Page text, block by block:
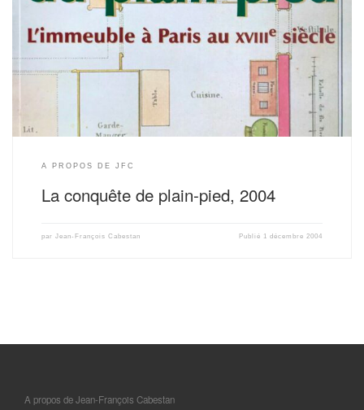
« La conquête du plain-pied » (extraits) (pdf)
A PROPOS DE JFC
La conquête de plain-pied, 2004
par Jean-François Cabestan Publié 1 décembre 2004
A propos de Jean-François Cabestan